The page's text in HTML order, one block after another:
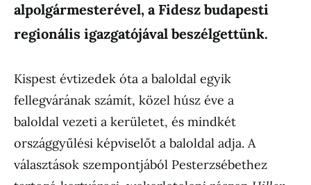
alpolgármesterével, a Fidesz budapesti
regionális igazgatójával beszélgettünk.
Kispest évtizedek óta a baloldal egyik
fellegvárának számít, közel húsz éve a
baloldal vezeti a kerületet, és mindkét
országgyűlési képviselőt a baloldal adja. A
választások szempontjából Pesterzsébethez